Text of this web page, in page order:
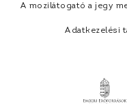
A mozilátogató a jegy
Adatkezelési